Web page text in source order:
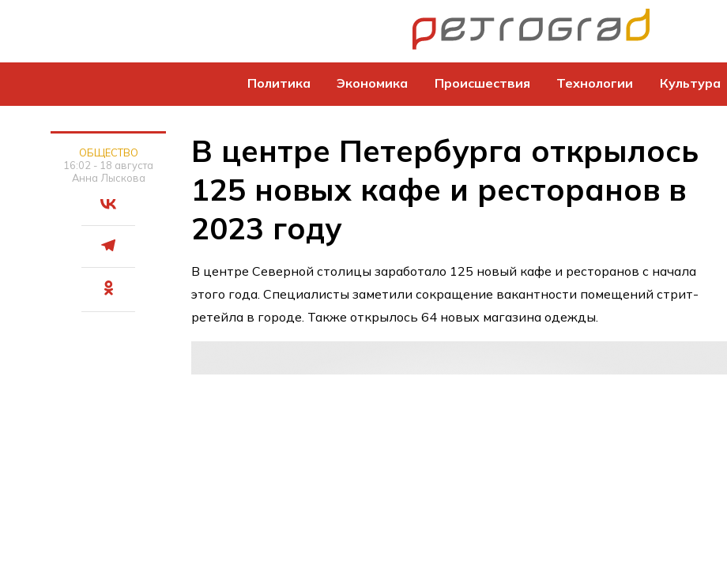
Политика Экономика Происшествия Технологии Культура
ОБЩЕСТВО
16:02 - 18 августа
Анна Лыскова
В центре Петербурга открылось
125 новых кафе и ресторанов в
2023 году
В центре Северной столицы заработало 125 новый кафе и ресторанов с начала
этого года. Специалисты заметили сокращение вакантности помещений стрит-
ретейла в городе. Также открылось 64 новых магазина одежды.